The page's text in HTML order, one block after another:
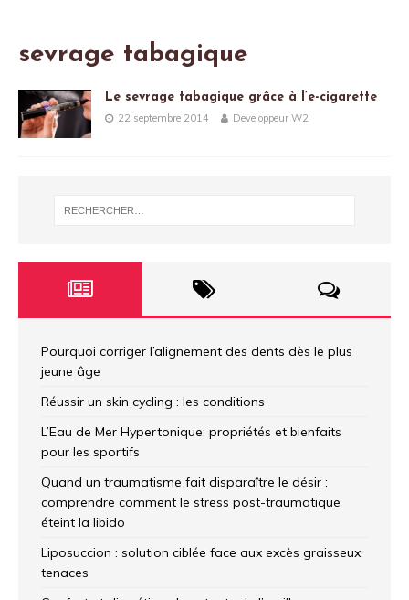
sevrage tabagique
Le sevrage tabagique grâce à l’e-cigarette
22 septembre 2014 Developpeur W2
Pourquoi corriger l’alignement des dents dès le plus
jeune âge
Réussir un skin cycling : les conditions
L’Eau de Mer Hypertonique: propriétés et bienfaits
pour les sportifs
Quand un traumatisme fait disparaître le désir :
comprendre comment le stress post-traumatique
éteint la libido
Liposuccion : solution ciblée face aux excès graisseux
tenaces